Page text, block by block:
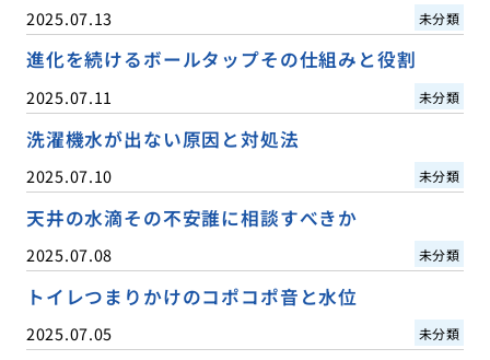
2025.07.13 未分類
進化を続けるボールタップその仕組みと役割
2025.07.11 未分類
洗濯機水が出ない原因と対処法
2025.07.10 未分類
天井の水滴その不安誰に相談すべきか
2025.07.08 未分類
トイレつまりかけのコポコポ音と水位
2025.07.05 未分類